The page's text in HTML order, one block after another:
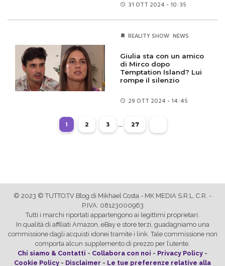
31 OTT 2024 - 10:35
REALITY SHOW NEWS
Giulia sta con un amico
di Mirco dopo
Temptation Island? Lui
rompe il silenzio
29 OTT 2024 - 14:45
1 2 3 ... 27
© 2023 © TUTTO.TV Blog di Mikhael Costa - MK MEDIA S.R.L. C.R. -
P.IVA: 08123000963
Tutti i marchi riportati appartengono ai legittimi proprietari.
In qualità di affiliati Amazon, eBay e store terzi, guadagniamo una
commissione dagli acquisti idonei tramite i link. Tale commissione non
comporta alcun supplemento di prezzo per l’utente.
Chi siamo & Contatti - Collabora con noi - Privacy Policy -
Cookie Policy - Disclaimer - Le tue preferenze relative alla